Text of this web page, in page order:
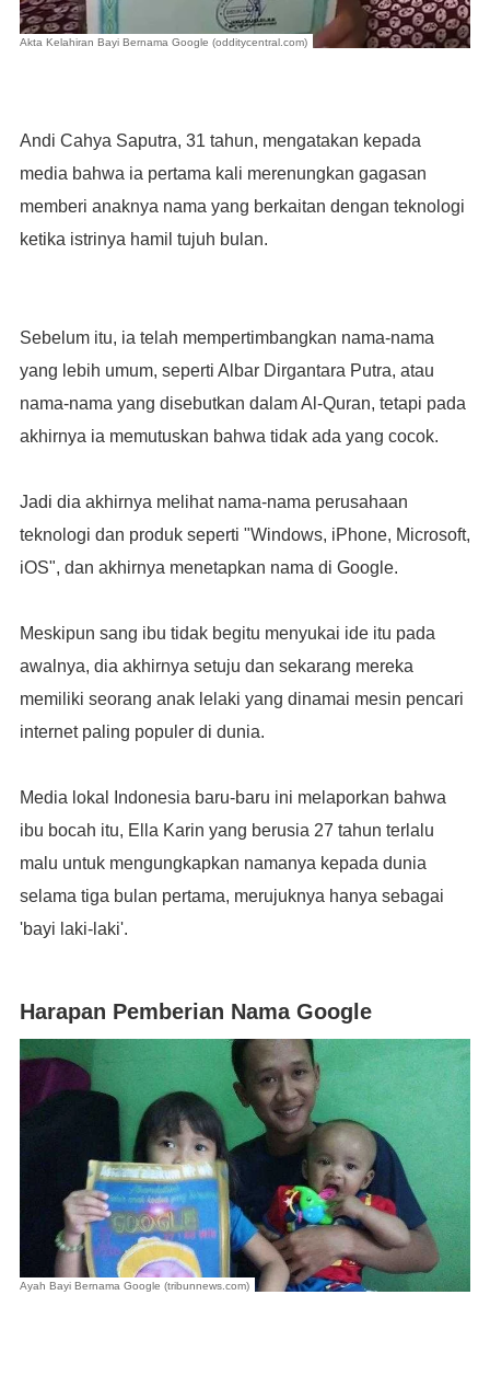
Akta Kelahiran Bayi Bernama Google (odditycentral.com)
Andi Cahya Saputra, 31 tahun, mengatakan kepada
media bahwa ia pertama kali merenungkan gagasan
memberi anaknya nama yang berkaitan dengan teknologi
ketika istrinya hamil tujuh bulan.
Sebelum itu, ia telah mempertimbangkan nama-nama
yang lebih umum, seperti Albar Dirgantara Putra, atau
nama-nama yang disebutkan dalam Al-Quran, tetapi pada
akhirnya ia memutuskan bahwa tidak ada yang cocok.
Jadi dia akhirnya melihat nama-nama perusahaan
teknologi dan produk seperti "Windows, iPhone, Microsoft,
iOS", dan akhirnya menetapkan nama di Google.
Meskipun sang ibu tidak begitu menyukai ide itu pada
awalnya, dia akhirnya setuju dan sekarang mereka
memiliki seorang anak lelaki yang dinamai mesin pencari
internet paling populer di dunia.
Media lokal Indonesia baru-baru ini melaporkan bahwa
ibu bocah itu, Ella Karin yang berusia 27 tahun terlalu
malu untuk mengungkapkan namanya kepada dunia
selama tiga bulan pertama, merujuknya hanya sebagai
'bayi laki-laki'.
Harapan Pemberian Nama Google
Ayah Bayi Bernama Google (tribunnews.com)